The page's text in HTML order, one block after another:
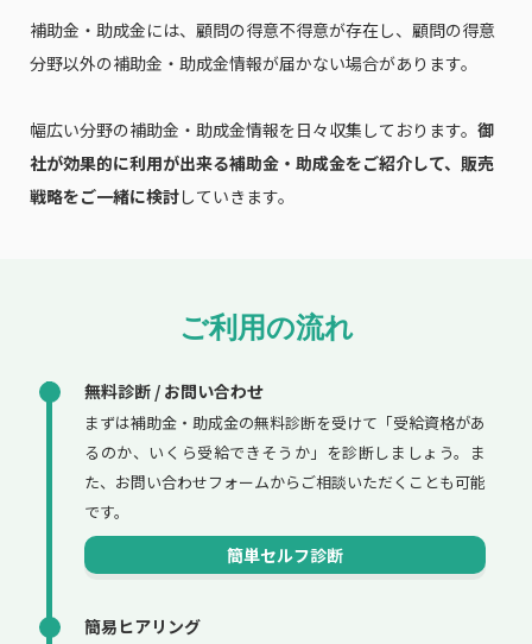
補助金・助成金には、顧問の得意不得意が存在し、顧問の得意
分野以外の補助金・助成金情報が届かない場合があります。
幅広い分野の補助金・助成金情報を日々収集しております。 御
社が効果的に利用が出来る補助金・助成金をご紹介して、販売
戦略をご一緒に検討していきます。
ご利用の流れ
無料診断 / お問い合わせ
まずは補助金・助成金の無料診断を受けて「受給資格があ
るのか、いくら受給できそうか」を診断しましょう。ま
た、お問い合わせフォームからご相談いただくことも可能
です。
簡単セルフ診断
簡易ヒアリング